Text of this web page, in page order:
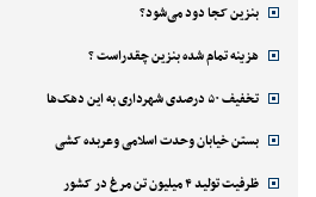
بنزین کجا دود می‌شود؟
هزینه تمام شده بنزین چقدراست ؟
تخفیف ۵۰ درصدی شهرداری به این دهک‌ها
بستن خیابان وحدت اسلامی وعربده کشی
ظرفیت تولید ۴ میلیون تن مرغ در کشور